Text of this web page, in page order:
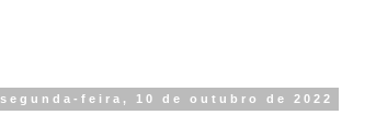
segunda-feira, 10 de outubro de 2022